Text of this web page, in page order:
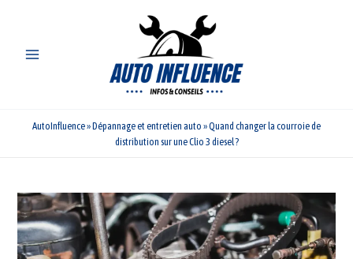
AutoInfluence»Dépannage et entretien auto »Quand changer la courroie de
distribution sur une Clio 3 diesel ?